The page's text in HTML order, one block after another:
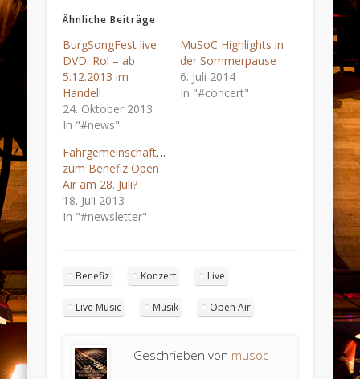
Ähnliche Beiträge
BurgSongFest live
DVD: Rol – ab
5.12.2013 im
Handel!
24. Oktober 2013
In "#news"
MuSoC Highlights in
der Sommerpause
6. Juli 2014
In "#concert"
Fahrgemeinschaften
zum Benefiz Open
Air am 28. Juli?
18. Juli 2013
In "#newsletter"
Benefiz Konzert Live
Live Music Musik Open Air
Geschrieben von musoc